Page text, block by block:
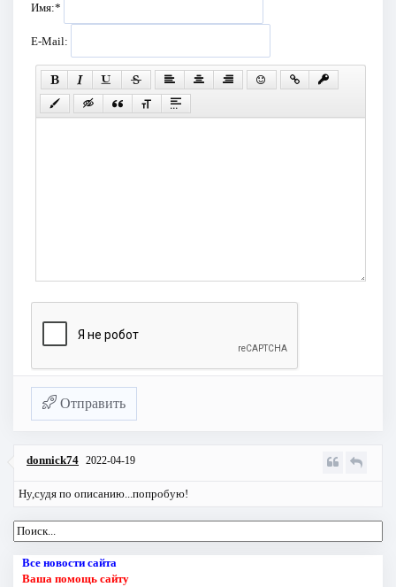
Имя:*
E-Mail:
Отправить
donnick74 2022-04-19
Ну,судя по описанию...попробую!
Все новости сайта
Ваша помощь сайту